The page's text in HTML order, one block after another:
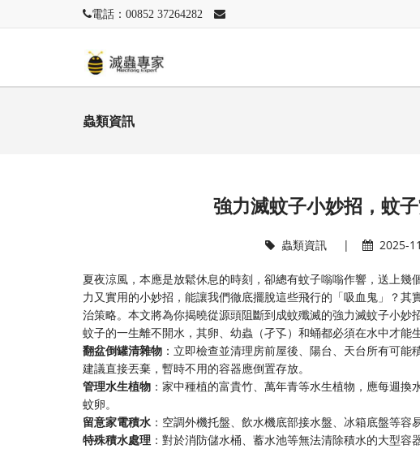
電話：00852 37264282
蟲類資訊
強力滅蚊子小妙招，蚊
蟲類資訊 | 2025-
夏夜涼風，本應是放鬆休息的時刻，卻總有蚊子嗡嗡作響，送上
力又實用的小妙招，能讓我們徹底擺脫這些飛行的「吸血鬼」？
治策略。本文將為你揭曉從源頭阻斷到成蚊殲滅的強力滅蚊子小妙招
蚊子的一生離不開水，其卵、幼蟲（孑孓）和蛹都必須在水中才能
翻盆倒罐清雜物 ：立即檢查並清理房前屋後、陽台、天台所有可
建議直接丟棄，暫時不用的容器應倒置存放。
管理水生植物 ：家中種植的富貴竹、萬年青等水生植物，應每週
蚊卵。
留意家電積水 ：空調外機托盤、飲水機底部接水盤、冰箱底盤等容
特殊積水處理 ：對於消防儲水桶、蓄水池等無法清除積水的大型